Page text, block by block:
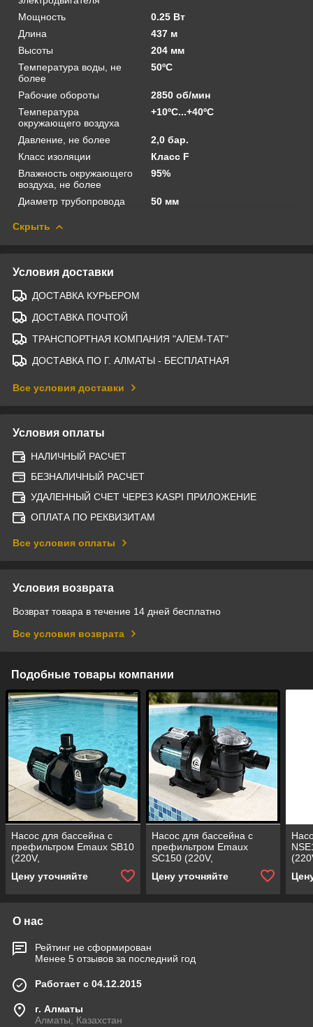
Мощность
0.25 Вт
Длина
437 м
Высоты
204 мм
Температура воды, не
более
50ºС
Рабочие обороты
2850 об/мин
Температура
окружающего воздуха
+10ºС...+40ºС
Давление, не более
2,0 бар.
Класс изоляции
Класс F
Влажность окружающего
воздуха, не более
95%
Диаметр трубопровода 50 мм
Скрыть
Условия доставки
ДОСТАВКА КУРЬЕРОМ
ДОСТАВКА ПОЧТОЙ
ТРАНСПОРТНАЯ КОМПАНИЯ "АЛЕМ-ТАТ"
ДОСТАВКА ПО Г. АЛМАТЫ - БЕСПЛАТНАЯ
Все условия доставки
Условия оплаты
НАЛИЧНЫЙ РАСЧЕТ
БЕЗНАЛИЧНЫЙ РАСЧЕТ
УДАЛЕННЫЙ СЧЕТ ЧЕРЕЗ KASPI ПРИЛОЖЕНИЕ
ОПЛАТА ПО РЕКВИЗИТАМ
Все условия оплаты
Условия возврата
Возврат товара в течение 14 дней бесплатно
Все условия возврата
Подобные товары компании
Насос для бассейна с
префильтром Emaux SB10
(220V,
производительность = 12
м³/ч, 0,97 кВт)
Цену уточняйте
Насос для бассейна с
префильтром Emaux
SC150 (220V,
производительность = 16
м³/ч, 1,3 кВт)
Цену уточняйте
м3/
О нас
Рейтинг не сформирован
Менее 5 отзывов за последний год
Работает с 04.12.2015
г. Алматы
Алматы, Казахстан